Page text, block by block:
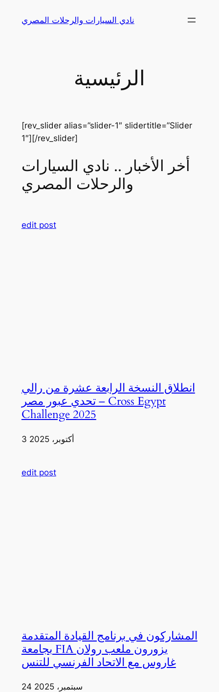
نادي السيارات والرحلات المصري
الرئيسية
[rev_slider alias=”slider-1″ slidertitle=”Slider
1″][/rev_slider]
أخر الأخبار .. نادي السيارات
والرحلات المصري
edit post
انطلاق النسخة الرابعة عشرة من رالي
تحدي عبور مصر – Cross Egypt
Challenge 2025
3 أكتوبر، 2025
edit post
المشاركون في برنامج القيادة المتقدمة
بجامعة FIA يزورون ملعب رولان
غاروس مع الاتحاد الفرنسي للتنس
24 سبتمبر، 2025